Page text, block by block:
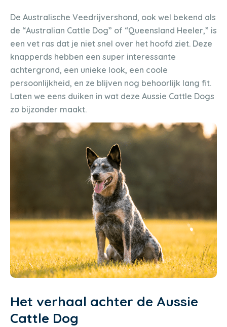
De Australische Veedrijvershond, ook wel bekend als
de “Australian Cattle Dog” of “Queensland Heeler,” is
een vet ras dat je niet snel over het hoofd ziet. Deze
knapperds hebben een super interessante
achtergrond, een unieke look, een coole
persoonlijkheid, en ze blijven nog behoorlijk lang fit.
Laten we eens duiken in wat deze Aussie Cattle Dogs
zo bijzonder maakt.
Het verhaal achter de Aussie
Cattle Dog